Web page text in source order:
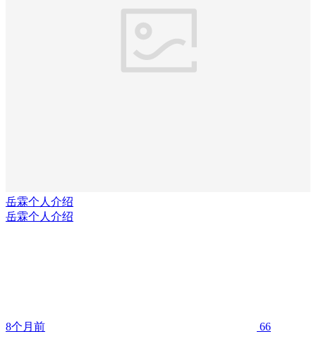
岳霖个人介绍
岳霖个人介绍
8个月前 66